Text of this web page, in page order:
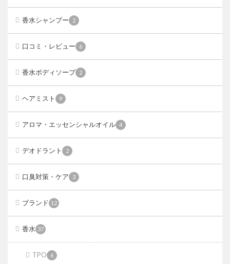
香水シャンプー 2
口コミ・レビュー 6
香水ボディソープ 2
ヘアミスト 9
アロマ・エッセンシャルオイル 4
デオドラント 2
口臭対策・ケア 3
ブランド 12
香水 37
TPO 6